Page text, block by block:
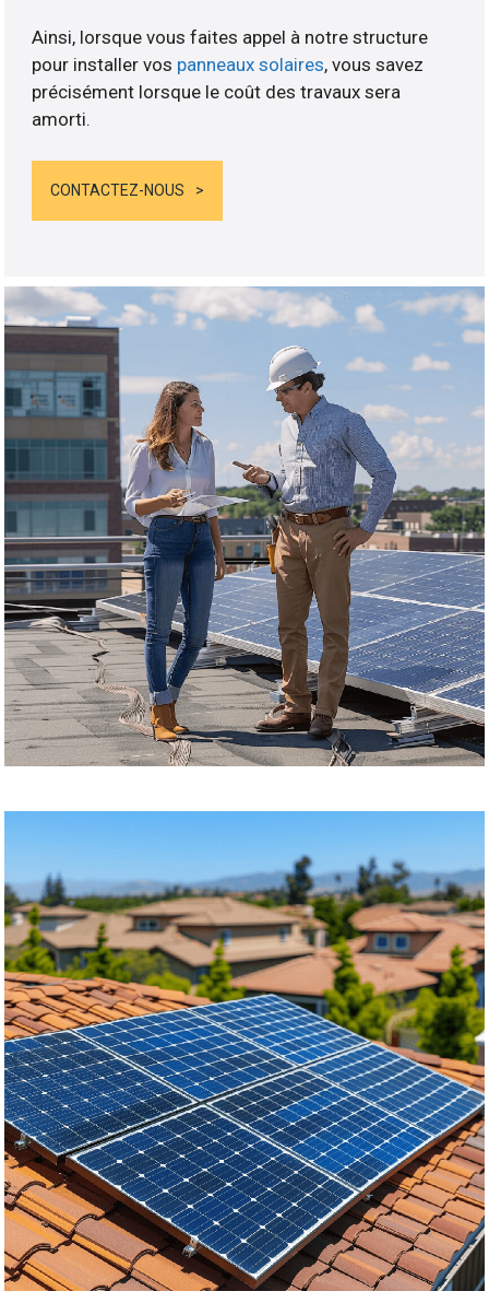
Ainsi, lorsque vous faites appel à notre structure
pour installer vos panneaux solaires, vous savez
précisément lorsque le coût des travaux sera
amorti.
CONTACTEZ-NOUS